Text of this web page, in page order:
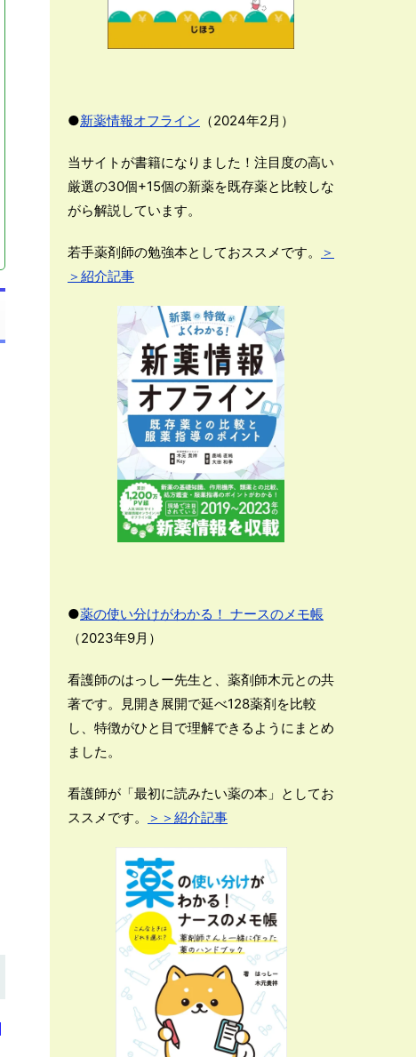
●新薬情報オフライン （2024年2月）
当サイトが書籍になりました！注目度の高い
厳選の30個+15個の新薬を既存薬と比較しな
がら解説しています。
若手薬剤師の勉強本としておススメです。
＞
＞紹介記事
●薬の使い分けがわかる！ ナースのメモ帳
（2023年9月）
看護師のはっしー先生と、薬剤師木元との共
著です。見開き展開で延べ128薬剤を比較
し、特徴がひと目で理解できるようにまとめ
ました。
看護師が「最初に読みたい薬の本」としてお
ススメです。
＞＞紹介記事